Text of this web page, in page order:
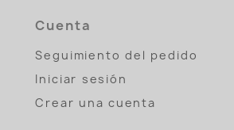
Cuenta
Seguimiento del pedido
Iniciar sesión
Crear una cuenta